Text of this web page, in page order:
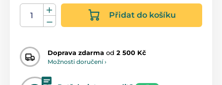
Přidat do košíku
Doprava zdarma od 2 500 Kč
Možnosti doručení ›